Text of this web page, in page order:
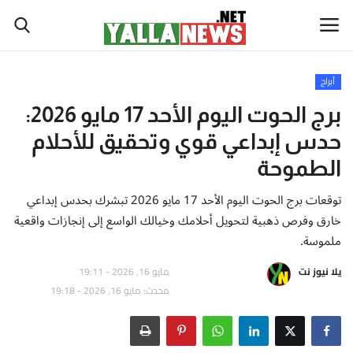
أخبار العالم
أخبار الوطن العربي
سياسة واقتصاد
رياضة
ثقافة وفن
صحة ولياقة
أبراج
برج الحوت اليوم الأحد 17 مايو 2026:
حدس إبداعي قوي وتحقيق للأحلام
الطموحة
توقعات برج الحوت اليوم الأحد 17 مايو 2026 تبشرك بحدس إبداعي
خارق وفرص ذهبية لتحويل أحلامك وخيالك الواسع إلى إنجازات واقعية
ملموسة.
يلا نيوز نت
مايو 16, 2026 - 19:11
محدث: مايو 16, 2026 - 19:18